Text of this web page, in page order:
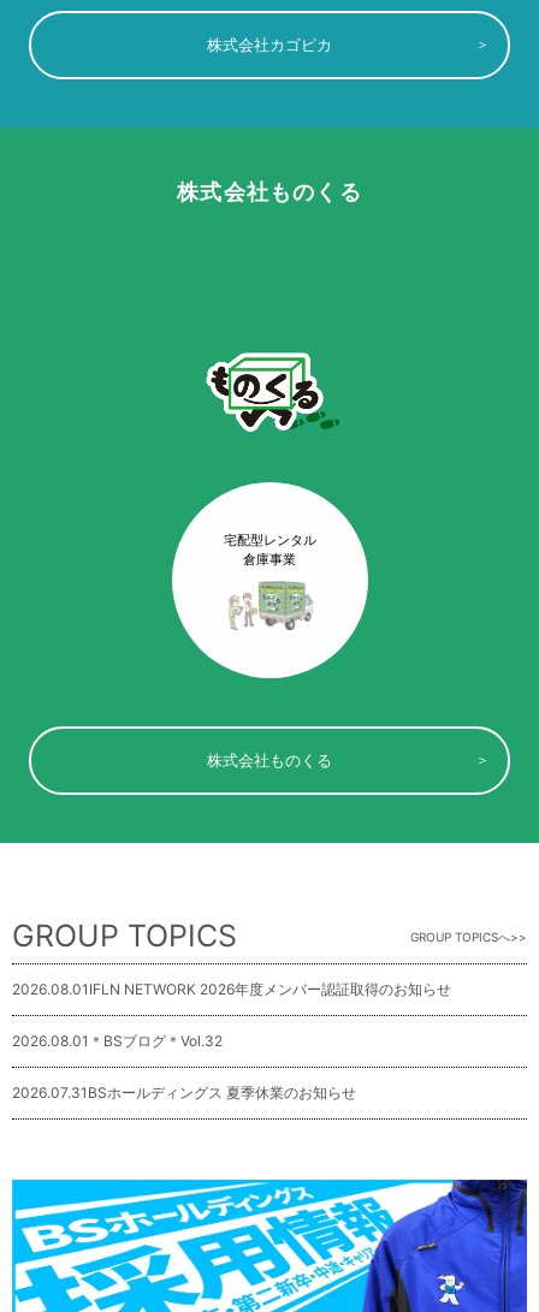
株式会社カゴピカ
株式会社ものくる
宅配型レンタル
倉庫事業
株式会社ものくる
GROUP TOPICS GROUP TOPICSへ
2026.08.01 IFLN NETWORK 2026年度メンバー認証取得のお知らせ
2026.08.01 ＊BSブログ＊Vol.32
2026.07.31 BSホールディングス 夏季休業のお知らせ